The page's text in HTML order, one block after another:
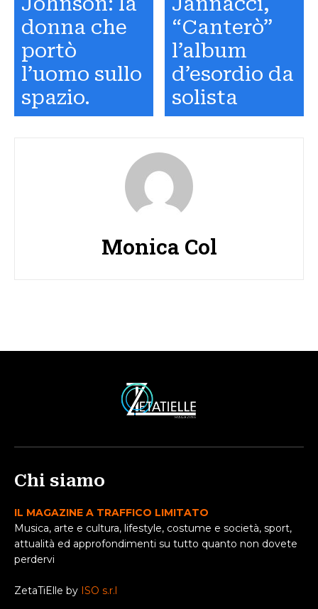
donna che
portò
l’uomo sullo
spazio.
“Canterò”
l’album
d’esordio da
solista
Monica Col
Chi siamo
IL MAGAZINE A TRAFFICO LIMITATO
Musica, arte e cultura, lifestyle, costume e società, sport,
attualità ed approfondimenti su tutto quanto non dovete
perdervi
ZetaTiElle by ISO s.r.l